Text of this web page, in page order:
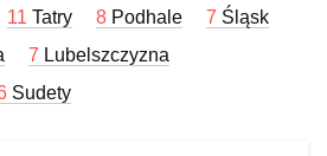
11 Tatry 8 Podhale 7 Śląsk
7 Lubelszczyzna
Sudety